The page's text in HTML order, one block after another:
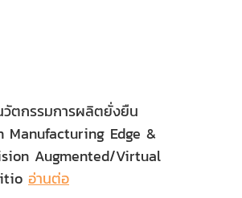
วัตกรรมการผลิตยั่งยืน
Edge &
Augmented/Virtual
อ่านต่อ